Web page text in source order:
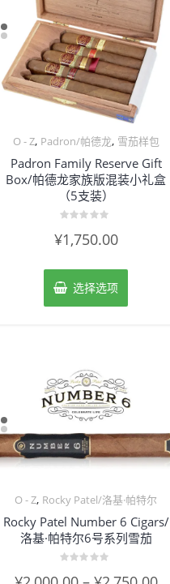
O - Z, Padron/帕德龙, 雪茄样包
Padron Family Reserve Gift
Box/帕德龙家族版混装小礼盒
（5支装）
分
5
¥1,750.00
选择选项
O - Z, Rocky Patel/洛基·帕特尔
Rocky Patel Number 6 Cigars/
洛基·帕特尔6号系列雪茄
分